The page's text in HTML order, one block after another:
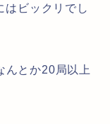
はビックリでし
んとか20局以上